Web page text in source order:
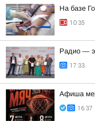
На базе
10:35
Радио —
17:33
Афиша
16:37